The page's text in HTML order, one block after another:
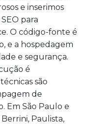
e inserimos
para
O código-fonte é
e a hospedagem
e segurança.
é
são
de
Em São Paulo e
Paulista,